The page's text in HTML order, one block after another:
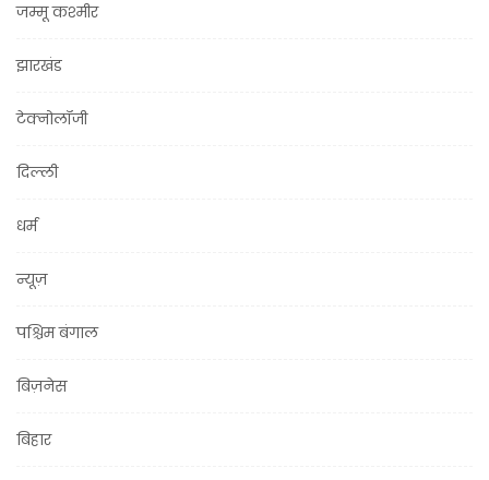
जम्मू कश्मीर
झारखंड
टेक्नोलॉजी
दिल्ली
धर्म
न्यूज़
पश्चिम बंगाल
बिज़नेस
बिहार